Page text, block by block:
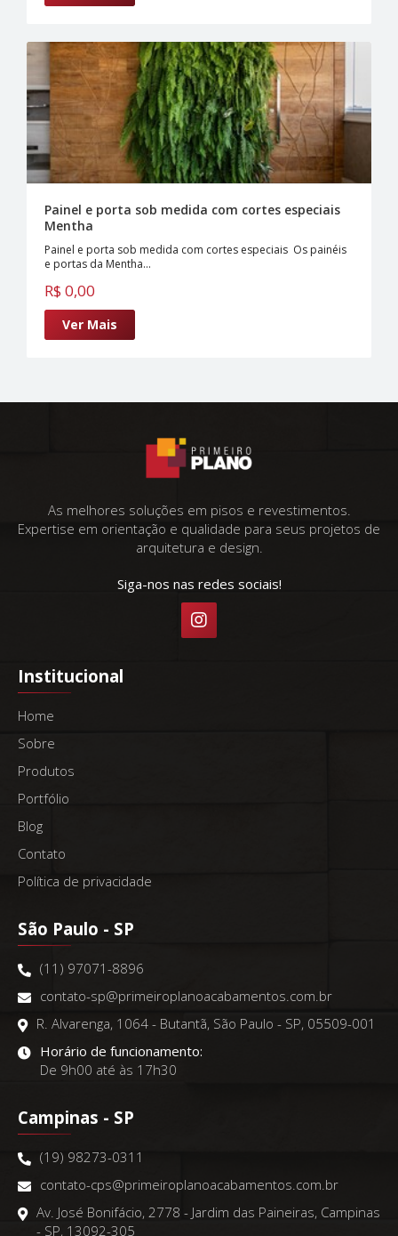
Painel e porta sob medida com cortes especiais
Mentha
Painel e porta sob medida com cortes especiais Os painéis
e portas da Mentha...
R$ 0,00
Ver Mais
As melhores soluções em pisos e revestimentos.
Expertise em orientação e qualidade para seus projetos de
arquitetura e design.
Siga-nos nas redes sociais!
Institucional
Home
Sobre
Produtos
Portfólio
Blog
Contato
Política de privacidade
São Paulo - SP
(11) 97071-8896
contato-sp@primeiroplanoacabamentos.com.br
R. Alvarenga, 1064 - Butantã, São Paulo - SP, 05509-001
Horário de funcionamento:
De 9h00 até às 17h30
Campinas - SP
(19) 98273-0311
contato-cps@primeiroplanoacabamentos.com.br
Av. José Bonifácio, 2778 - Jardim das Paineiras, Campinas
- SP, 13092-305